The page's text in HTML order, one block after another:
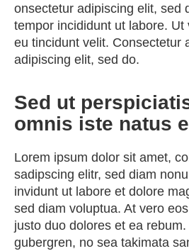
onsectetur adipiscing elit, sed
tempor incididunt ut labore. Ut
eu tincidunt velit. Consectetur
adipiscing elit, sed do.
Sed ut
omnis iste natus
Lorem ipsum dolor sit amet,
sadipscing elitr, sed diam
invidunt ut labore et dolore
sed diam voluptua. At vero
justo duo dolores et ea
gubergren, no sea takimata